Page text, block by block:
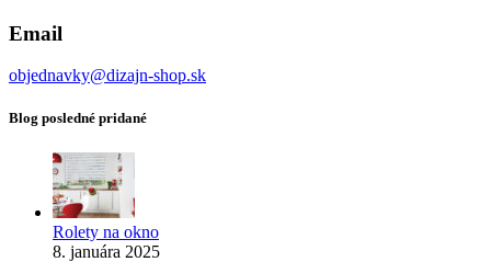
Email
objednavky@dizajn-shop.sk
Blog posledné pridané
Rolety na okno
8. januára 2025